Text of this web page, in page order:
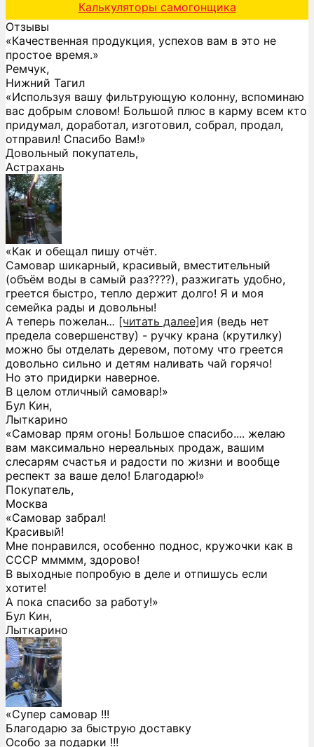
Калькуляторы самогонщика
Отзывы
«Качественная продукция, успехов вам в это не
простое время.»
Ремчук,
Нижний Тагил
«Используя вашу фильтрующую колонну, вспоминаю
вас добрым словом! Большой плюс в карму всем кто
придумал, доработал, изготовил, собрал, продал,
отправил! Спасибо Вам!»
Довольный покупатель,
Астрахань
«Как и обещал пишу отчёт.
Самовар шикарный, красивый, вместительный
(объём воды в самый раз????), разжигать удобно,
греется быстро, тепло держит долго! Я и моя
семейка рады и довольны!
А теперь пожелан... [читать далее]ия (ведь нет
предела совершенству) - ручку крана (крутилку)
можно бы отделать деревом, потому что греется
довольно сильно и детям наливать чай горячо!
Но это придирки наверное.
В целом отличный самовар!»
Бул Кин,
Лыткарино
«Самовар прям огонь! Большое спасибо.... желаю
вам максимально нереальных продаж, вашим
слесарям счастья и радости по жизни и вообще
респект за ваше дело! Благодарю!»
Покупатель,
Москва
«Самовар забрал!
Красивый!
Мне понравился, особенно поднос, кружочки как в
СССР ммммм, здорово!
В выходные попробую в деле и отпишусь если
хотите!
А пока спасибо за работу!»
Бул Кин,
Лыткарино
«Супер самовар !!!
Благодарю за быструю доставку
Особо за подарки !!!